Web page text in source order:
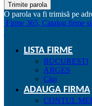
O parola va fi trimisă pe
Firme 365, Catalog firme
LISTA FIRME
BUCURESTI
ARGES
Cluj
ADAUGA FIRMA
CONTUL